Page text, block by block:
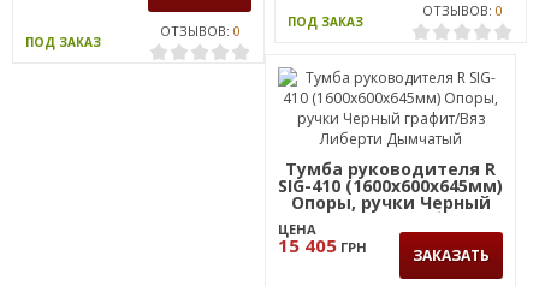
ПОД ЗАКАЗ
ОТЗЫВОВ: 0 ПОД ЗАКАЗ
ОТЗЫВОВ: 0
Тумба руководителя R
SIG-410 (1600х600х645мм)
Опоры, ручки Черный
графит/Вяз Либерти
Дымчатый
ЦЕНА
15 405 ГРН ЗАКАЗАТЬ